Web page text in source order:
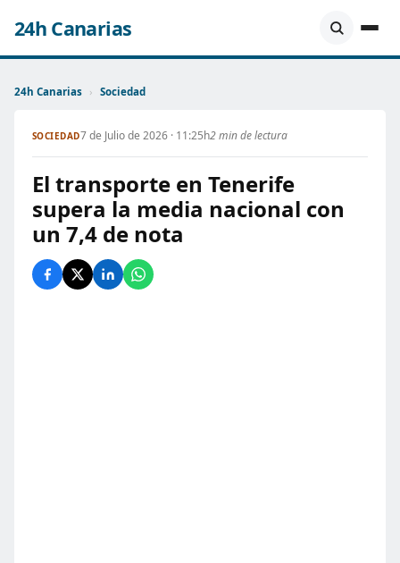
24h Canarias
24h Canarias › Sociedad
SOCIEDAD7 de Julio de 2026 · 11:25h2 min de lectura
El transporte en Tenerife
supera la media nacional con
un 7,4 de nota